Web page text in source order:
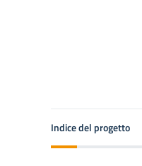
Indice del progetto